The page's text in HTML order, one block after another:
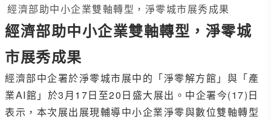
經濟部助中小企業雙軸轉型，淨零城市展秀成果
經濟部助中小企業雙軸轉型，淨零城
市展秀成果
經濟部中企署於淨零城市展中的「淨零解方館」與「產
業AI館」於3月17日至20日盛大展出。中企署今(17)日
表示，本次展出展現輔導中小企業淨零與數位雙軸轉型